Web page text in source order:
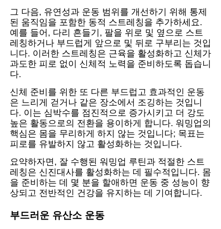
그 다음, 유연성과 운동 범위를 개선하기 위해 통제
된 움직임을 포함한 동적 스트레칭을 추가하세요.
예를 들어, 다리 흔들기, 팔을 위로 및 옆으로 스트
레칭하거나 부드럽게 앞으로 및 뒤로 구부리는 것입
니다. 이러한 스트레칭은 근육을 활성화하고 신체가
과도한 피로 없이 신체적 노력을 준비하도록 돕습니
다.
신체 준비를 위한 또 다른 부드럽고 효과적인 운동
은 느리게 걷거나 같은 장소에서 조깅하는 것입니
다. 이는 심박수를 점진적으로 증가시키고 더 강도
높은 활동으로의 전환을 용이하게 합니다. 워밍업의
핵심은 몸을 무리하게 하지 않는 것입니다; 목표는
피로를 유발하지 않고 활성화하는 것입니다.
요약하자면, 잘 수행된 워밍업 루틴과 적절한 스트
레칭은 신진대사를 활성화하는 데 필수적입니다. 몸
을 준비하는 데 몇 분을 할애하면 운동 중 성능이 향
상되고 전반적인 건강을 유지하는 데 기여합니다.
부드러운 유산소 운동